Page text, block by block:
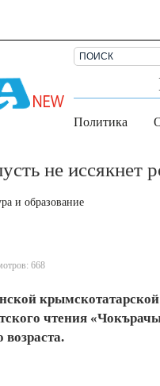
Политика
не иссякнет
и образование
668
чтения